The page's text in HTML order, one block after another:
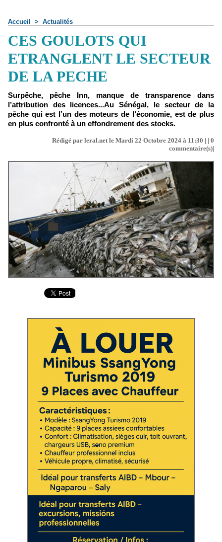
Accueil > Actualités
CES GOULOTS QUI
ETRANGLENT LE SECTEUR
DE LA PECHE
Surpêche, pêche Inn, manque de transparence dans
l’attribution des licences...Au Sénégal, le secteur de la
pêche qui est l’un des moteurs de l’économie, est de plus
en plus confronté à un effondrement des stocks.
Rédigé par leral.net le Mardi 22 Octobre 2024 à 11:30 | | 0
commentaire(s)|